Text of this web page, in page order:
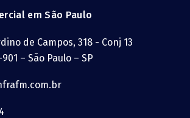
em São Paulo
de Campos, 318 - Conj 13
– São Paulo – SP